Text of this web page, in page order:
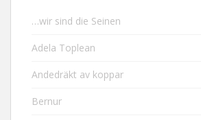
…wir sind die Seinen
Adela Toplean
Andedräkt av koppar
Bernur